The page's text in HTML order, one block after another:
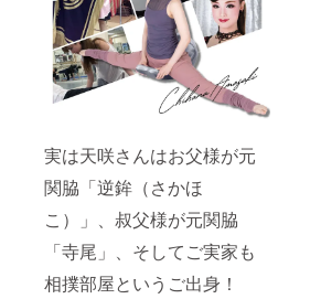
実は天咲さんはお父様が元
関脇「逆鉾（さかほ
こ）」、叔父様が元関脇
「寺尾」、そしてご実家も
相撲部屋というご出身！